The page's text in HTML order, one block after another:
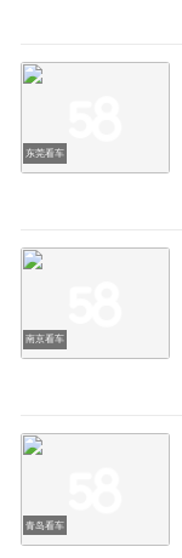
东莞看车
南京看车
青岛看车